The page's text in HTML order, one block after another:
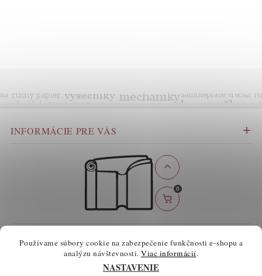
INFORMÁCIE PRE VÁS
0
Používame súbory cookie na zabezpečenie funkčnosti e-shopu a
analýzu návštevnosti. Viac informácií.
NASTAVENIE